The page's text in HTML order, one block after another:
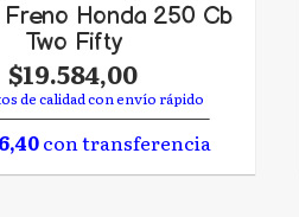
Freno Honda 250 Cb
Two Fifty
$19.584,00
de calidad con envío rápido
con transferencia